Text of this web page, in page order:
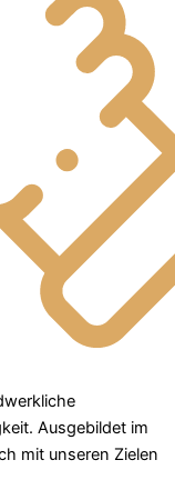
Ausgebildet im
mit unseren Zielen